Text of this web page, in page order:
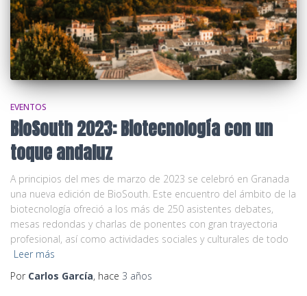
EVENTOS
BioSouth 2023: Biotecnología con un
toque andaluz
A principios del mes de marzo de 2023 se celebró en Granada
una nueva edición de BioSouth. Este encuentro del ámbito de la
biotecnología ofreció a los más de 250 asistentes debates,
mesas redondas y charlas de ponentes con gran trayectoria
profesional, así como actividades sociales y culturales de todo
Leer más
Por Carlos García, hace 3 años